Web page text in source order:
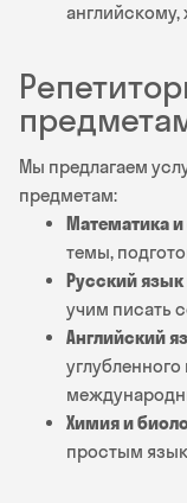
Мы предлагаем
предметам:
Математика
темы,
Русский язык
учим писать
Английский
Химия и
простым